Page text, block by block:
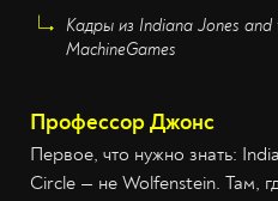
Кадры из Indiana Jones
MachineGames
Профессор Джонс
Первое, что нужно знать:
Circle — не Wolfenstein. Там,